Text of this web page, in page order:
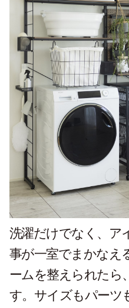
洗濯だけでなく、ア
事が一室でまかなえ
ームを整えられたら
す。サイズもパーツ